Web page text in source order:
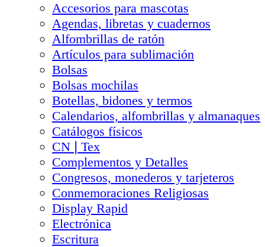
Accesorios para mascotas
Agendas, libretas y cuadernos
Alfombrillas de ratón
Artículos para sublimación
Bolsas
Bolsas mochilas
Botellas, bidones y termos
Calendarios, alfombrillas y almanaques
Catálogos físicos
CN❘Tex
Complementos y Detalles
Congresos, monederos y tarjeteros
Conmemoraciones Religiosas
Display Rapid
Electrónica
Escritura